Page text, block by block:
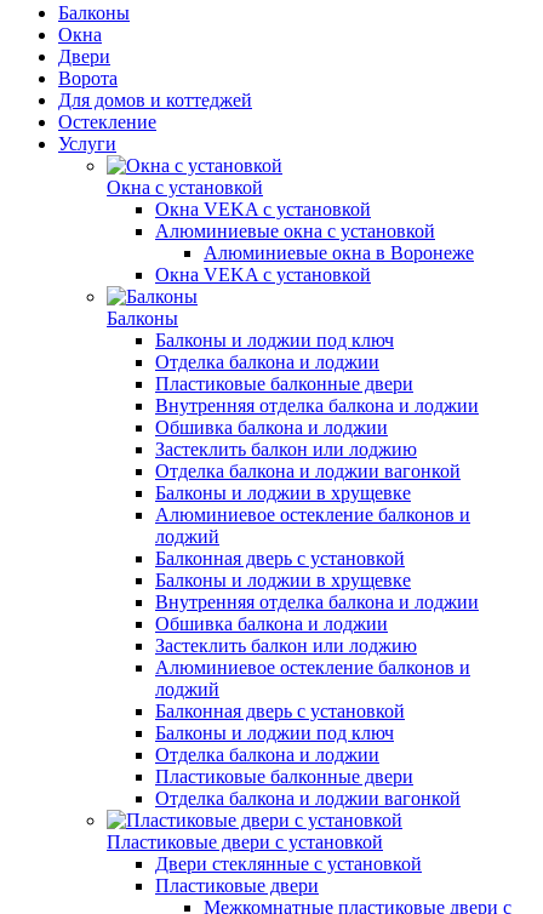
Балконы
Окна
Двери
Ворота
Для домов и коттеджей
Остекление
Услуги
Окна с установкой
Окна VEKA с установкой
Алюминиевые окна с установкой
Алюминиевые окна в Воронеже
Окна VEKA с установкой
Балконы
Балконы и лоджии под ключ
Отделка балкона и лоджии
Пластиковые балконные двери
Внутренняя отделка балкона и лоджии
Обшивка балкона и лоджии
Застеклить балкон или лоджию
Отделка балкона и лоджии вагонкой
Балконы и лоджии в хрущевке
Алюминиевое остекление балконов и
лоджий
Балконная дверь с установкой
Балконы и лоджии в хрущевке
Внутренняя отделка балкона и лоджии
Обшивка балкона и лоджии
Застеклить балкон или лоджию
Алюминиевое остекление балконов и
лоджий
Балконная дверь с установкой
Балконы и лоджии под ключ
Отделка балкона и лоджии
Пластиковые балконные двери
Отделка балкона и лоджии вагонкой
Пластиковые двери с установкой
Двери стеклянные с установкой
Пластиковые двери
Межкомнатные пластиковые двери с